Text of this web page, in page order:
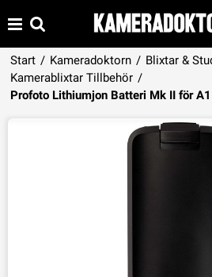
Start / Kameradoktorn / Blixtar &
Kamerablixtar Tillbehör /
Profoto Lithiumjon Batteri Mk II för
Produkten har lagts i
VISA VARUKORGEN